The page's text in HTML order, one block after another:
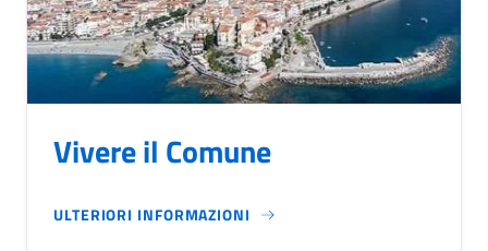
Vivere il Comune
ULTERIORI INFORMAZIONI